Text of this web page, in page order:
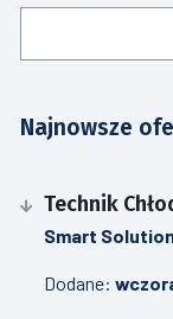
Najnowsze
Technik
Smart
Dodane: